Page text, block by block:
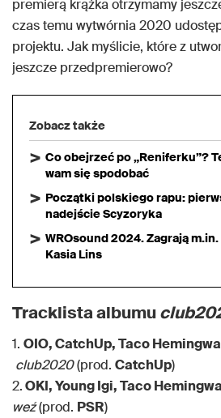
premierą krążka otrzymamy
czas temu wytwórnia 2020
projektu. Jak myślicie, które z
jeszcze przedpremierowo?
Zobacz także
Co obejrzeć po „Reniferku”?
wam się spodobać
Początki polskiego rapu:
nadejście Scyzoryka
WROsound 2024. Zagrają
Kasia Lins
Tracklista albumu
1. OIO, CatchUp, Taco
club2020(prod. CatchUp)
2.OKI, Young Igi, Taco
weź(prod. PSR)